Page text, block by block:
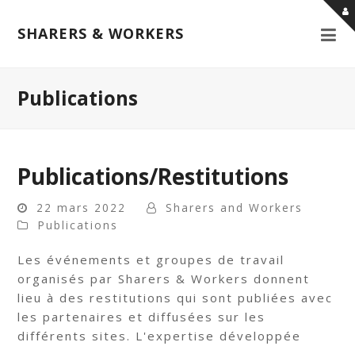
SHARERS & WORKERS
Publications
Publications/Restitutions
22 mars 2022
Sharers and Workers
Publications
Les événements et groupes de travail
organisés par Sharers & Workers donnent
lieu à des restitutions qui sont publiées avec
les partenaires et diffusées sur les
différents sites. L'expertise développée